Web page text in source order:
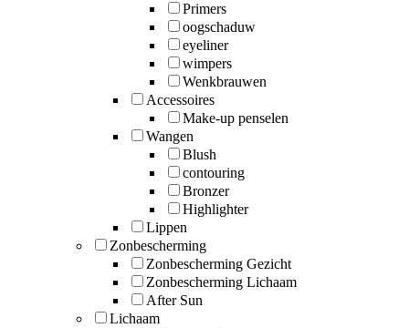
Primers
oogschaduw
eyeliner
wimpers
Wenkbrauwen
Accessoires
Make-up penselen
Wangen
Blush
contouring
Bronzer
Highlighter
Lippen
Zonbescherming
Zonbescherming Gezicht
Zonbescherming Lichaam
After Sun
Lichaam